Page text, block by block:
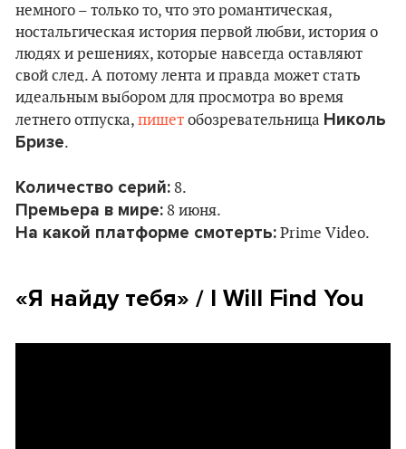
немного – только то, что это романтическая,
ностальгическая история первой любви, история о
людях и решениях, которые навсегда оставляют
свой след. А потому лента и правда может стать
идеальным выбором для просмотра во время
летнего отпуска, пишет обозревательница Николь
Бризе.
Количество серий: 8.
Премьера в мире: 8 июня.
На какой платформе смотерть: Prime Video.
«Я найду тебя» / I Will Find You